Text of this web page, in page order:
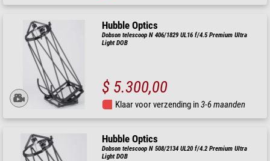
Hubble Optics
Dobson telescoop N 406/1829 UL16 f/4.5 Premium Ultra
Light DOB
$ 5.300,00
Klaar voor verzending in3-6 maanden
Hubble Optics
Dobson telescoop N 508/2134 UL20 f/4.2 Premium Ultra
Light DOB